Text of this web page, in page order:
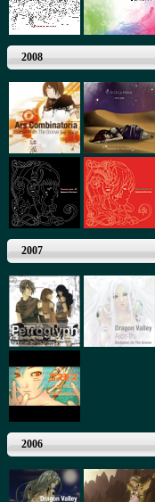
2008
2007
2006